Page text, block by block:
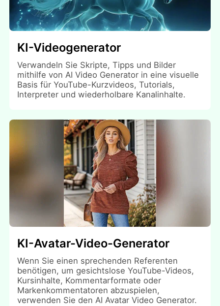
KI-Videogenerator
Verwandeln Sie Skripte, Tipps und Bilder
mithilfe von AI Video Generator in eine visuelle
Basis für YouTube-Kurzvideos, Tutorials,
Interpreter und wiederholbare Kanalinhalte.
KI-Avatar-Video-Generator
Wenn Sie einen sprechenden Referenten
benötigen, um gesichtslose YouTube-Videos,
Kursinhalte, Kommentarformate oder
Markenkommentatoren abzuspielen,
verwenden Sie den AI Avatar Video Generator.